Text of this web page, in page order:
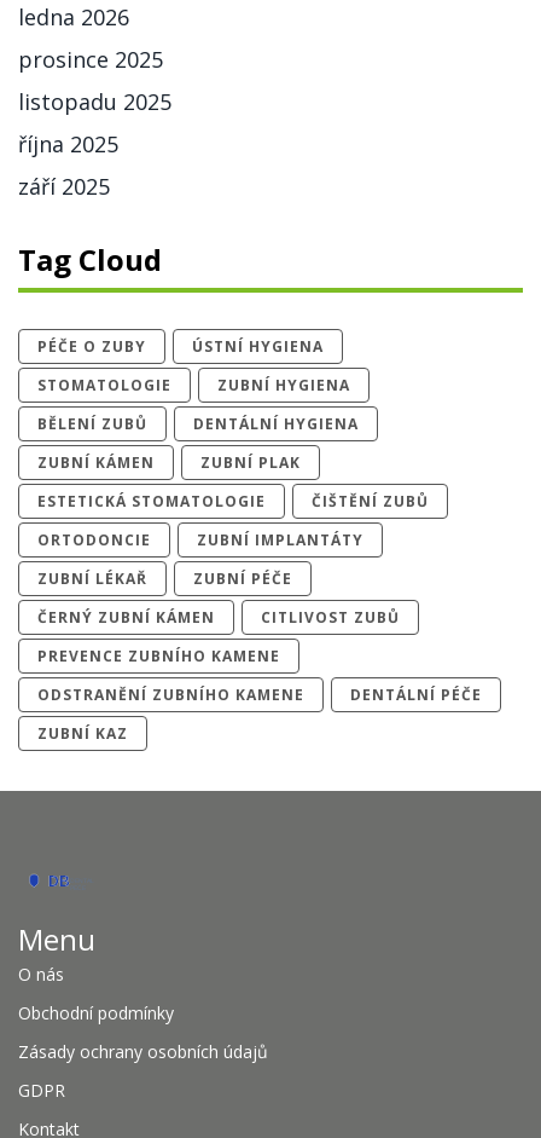
ledna 2026
prosince 2025
listopadu 2025
října 2025
září 2025
Tag Cloud
PÉČE O ZUBY
ÚSTNÍ HYGIENA
STOMATOLOGIE
ZUBNÍ HYGIENA
BĚLENÍ ZUBŮ
DENTÁLNÍ HYGIENA
ZUBNÍ KÁMEN
ZUBNÍ PLAK
ESTETICKÁ STOMATOLOGIE
ČIŠTĚNÍ ZUBŮ
ORTODONCIE
ZUBNÍ IMPLANTÁTY
ZUBNÍ LÉKAŘ
ZUBNÍ PÉČE
ČERNÝ ZUBNÍ KÁMEN
CITLIVOST ZUBŮ
PREVENCE ZUBNÍHO KAMENE
ODSTRANĚNÍ ZUBNÍHO KAMENE
DENTÁLNÍ PÉČE
ZUBNÍ KAZ
Menu
O nás
Obchodní podmínky
Zásady ochrany osobních údajů
GDPR
Kontakt